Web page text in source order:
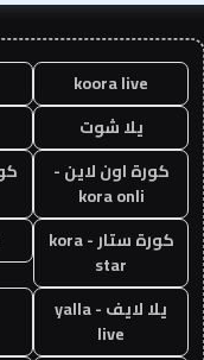
koora live
يلا شوت
كورة اون لاين -
kora onli
كورة ستار - kora
star
يلا لايف - yalla
live